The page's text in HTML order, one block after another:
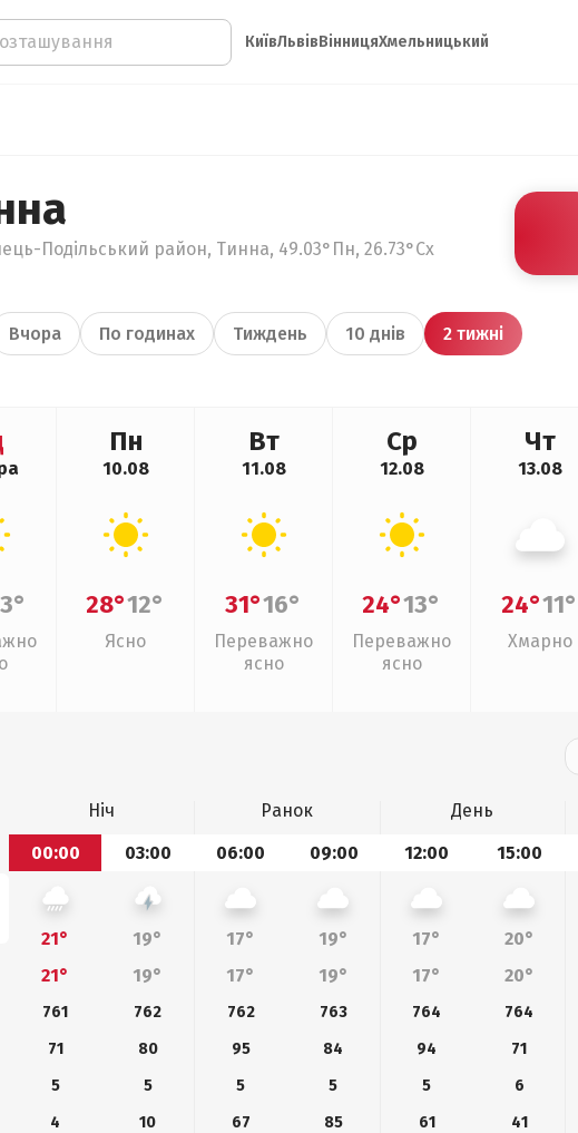
КиївЛьвівВінницяХмельницький
Подільський район, Тинна, 49.03°Пн, 26.73°Сх
Вчора По годинах Тиждень 10 днів 2 тижні
Пн
10.08
28°12°
Ясно
Вт
11.08
31°16°
Переважно
ясно
Ср
12.08
24°13°
Переважно
ясно
Чт
13.08
24°11°
Хмарно
Ніч Ранок День
00:00
03:00 06:00 09:00 12:00 15:00
21° 19° 17° 19° 17° 20°
21°
19° 17° 19° 17° 20°
761 762 762 763 764 764
71
80 95 84 94 71
5
5 5 5 5 6
4
10 67 85 61 41